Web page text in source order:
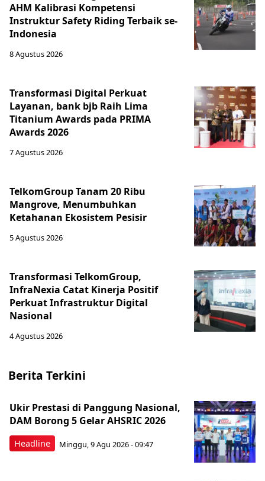
AHM Kalibrasi Kompetensi
Instruktur Safety Riding Terbaik se-
Indonesia
8 Agustus 2026
Transformasi Digital Perkuat
Layanan, bank bjb Raih Lima
Titanium Awards pada PRIMA
Awards 2026
7 Agustus 2026
TelkomGroup Tanam 20 Ribu
Mangrove, Menumbuhkan
Ketahanan Ekosistem Pesisir
5 Agustus 2026
Transformasi TelkomGroup,
InfraNexia Catat Kinerja Positif
Perkuat Infrastruktur Digital
Nasional
4 Agustus 2026
Berita Terkini
Headline
Ukir Prestasi di Panggung Nasional,
DAM Borong 5 Gelar AHSRIC 2026
Minggu, 9 Agu 2026 - 09:47